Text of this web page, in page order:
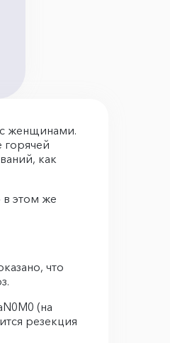
с женщинами.
горячей
как
в этом же
что
(на
резекция